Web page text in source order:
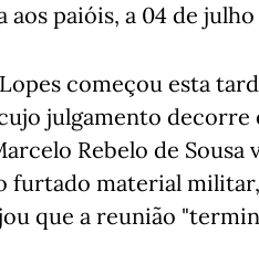
aos paióis, a 04 de
começou esta
julgamento decorre
Rebelo de
furtado material
que a reunião